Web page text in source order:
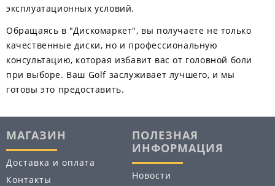
эксплуатационных условий.
Обращаясь в "Дискомаркет", вы получаете не только
качественные диски, но и профессиональную
консультацию, которая избавит вас от головной боли
при выборе. Ваш Golf заслуживает лучшего, и мы
готовы это предоставить.
МАГАЗИН
Доставка и оплата
Контакты
ПОЛЕЗНАЯ
ИНФОРМАЦИЯ
Новости